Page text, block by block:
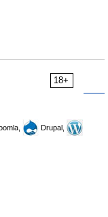
18+
Drupal,